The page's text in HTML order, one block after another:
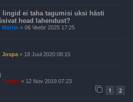
lingid ei taha tagumisi uksi hästi
head lahendust?
Martin « 06 Veebr 2025 17:25
Jospa « 18 Juul 2020 08:15
Tomzz « 12 Nov 2019 07:23
1 2